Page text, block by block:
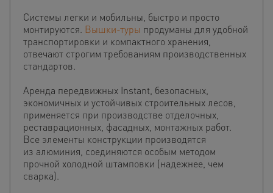
Системы легки и мобильны, быстро и просто
монтируются. Вышки-туры продуманы для удобной
транспортировки и компактного хранения,
отвечают строгим требованиям производственных
стандартов.
Аренда передвижных Instant, безопасных,
экономичных и устойчивых строительных лесов,
применяется при производстве отделочных,
реставрационных, фасадных, монтажных работ.
Все элементы конструкции производятся
из алюминия, соединяются особым методом
прочной холодной штамповки (надежнее, чем
сварка).